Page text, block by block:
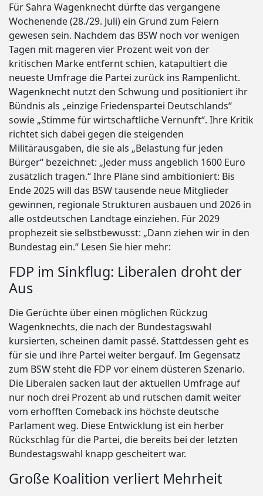
Für Sahra Wagenknecht dürfte das vergangene
Wochenende (28./29. Juli) ein Grund zum Feiern
gewesen sein. Nachdem das BSW noch vor wenigen
Tagen mit mageren vier Prozent weit von der
kritischen Marke entfernt schien, katapultiert die
neueste Umfrage die Partei zurück ins Rampenlicht.
Wagenknecht nutzt den Schwung und positioniert ihr
Bündnis als „einzige Friedenspartei Deutschlands“
sowie „Stimme für wirtschaftliche Vernunft“. Ihre Kritik
richtet sich dabei gegen die steigenden
Militärausgaben, die sie als „Belastung für jeden
Bürger“ bezeichnet: „Jeder muss angeblich 1600 Euro
zusätzlich tragen.“ Ihre Pläne sind ambitioniert: Bis
Ende 2025 will das BSW tausende neue Mitglieder
gewinnen, regionale Strukturen ausbauen und 2026 in
alle ostdeutschen Landtage einziehen. Für 2029
prophezeit sie selbstbewusst: „Dann ziehen wir in den
Bundestag ein.“ Lesen Sie hier mehr:
FDP im Sinkflug: Liberalen droht der
Aus
Die Gerüchte über einen möglichen Rückzug
Wagenknechts, die nach der Bundestagswahl
kursierten, scheinen damit passé. Stattdessen geht es
für sie und ihre Partei weiter bergauf. Im Gegensatz
zum BSW steht die FDP vor einem düsteren Szenario.
Die Liberalen sacken laut der aktuellen Umfrage auf
nur noch drei Prozent ab und rutschen damit weiter
vom erhofften Comeback ins höchste deutsche
Parlament weg. Diese Entwicklung ist ein herber
Rückschlag für die Partei, die bereits bei der letzten
Bundestagswahl knapp gescheitert war.
Große Koalition verliert Mehrheit